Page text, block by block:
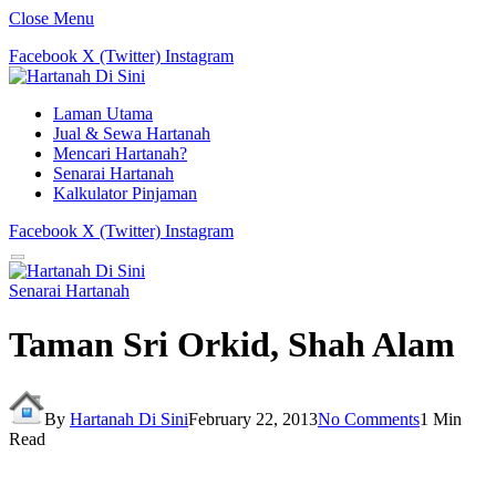
Close Menu
Facebook X (Twitter) Instagram
Laman Utama
Jual & Sewa Hartanah
Mencari Hartanah?
Senarai Hartanah
Kalkulator Pinjaman
Facebook X (Twitter) Instagram
Senarai Hartanah
Taman Sri Orkid, Shah Alam
By Hartanah Di SiniFebruary 22, 2013No Comments1 Min
Read